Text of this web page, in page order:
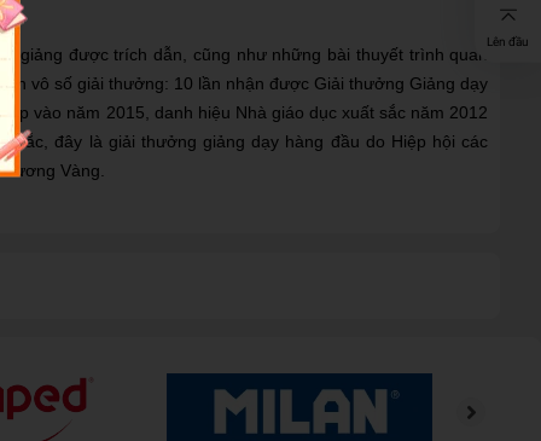
Lên đầu
giảng được trích dẫn, cũng như những bài thuyết trình quan
vô số giải thưởng: 10 lần nhận được Giải thưởng Giảng dạy
vào năm 2015, danh hiệu Nhà giáo dục xuất sắc năm 2012
sắc, đây là giải thưởng giảng dạy hàng đầu do Hiệp hội các
Vàng.